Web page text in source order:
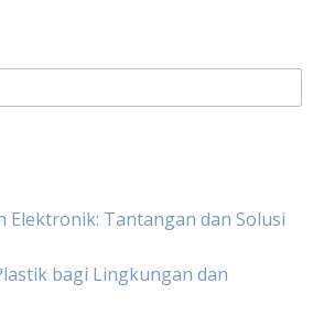
Elektronik: Tantangan dan Solusi
bagi Lingkungan dan